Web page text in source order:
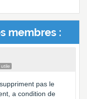
membres :
pas le
a condition de